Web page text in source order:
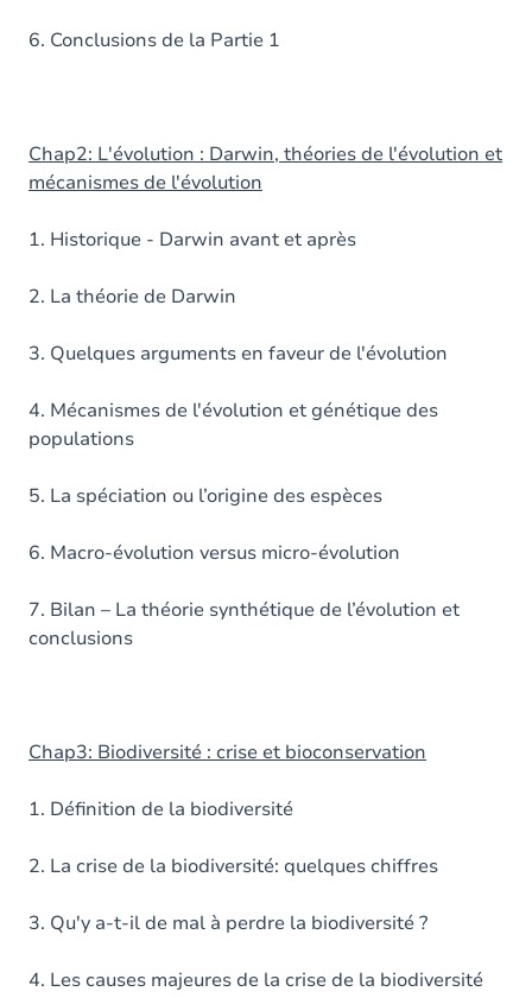
6. Conclusions de la Partie 1
Chap2: L'évolution : Darwin, théories de l'évolution et
mécanismes de l'évolution
1. Historique - Darwin avant et après
2. La théorie de Darwin
3. Quelques arguments en faveur de l'évolution
4. Mécanismes de l'évolution et génétique des
populations
5. La spéciation ou l’origine des espèces
6. Macro-évolution versus micro-évolution
7. Bilan – La théorie synthétique de l’évolution et
conclusions
Chap3: Biodiversité : crise et bioconservation
1. Définition de la biodiversité
2. La crise de la biodiversité: quelques chiffres
3. Qu'y a-t-il de mal à perdre la biodiversité ?
4. Les causes majeures de la crise de la biodiversité